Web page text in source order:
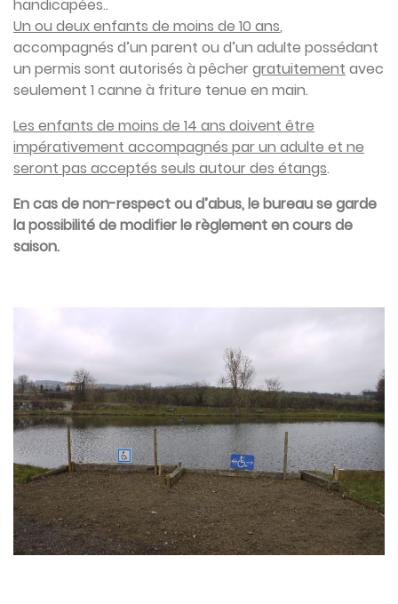
handicapées..
Un ou deux enfants de moins de 10 ans,
accompagnés d’un parent ou d’un adulte possédant
un permis sont autorisés à pêcher gratuitement avec
seulement 1 canne à friture tenue en main.
Les enfants de moins de 14 ans doivent être
impérativement accompagnés par un adulte et ne
seront pas acceptés seuls autour des étangs.
En cas de non-respect ou d’abus, le bureau se garde
la possibilité de modifier le règlement en cours de
saison.